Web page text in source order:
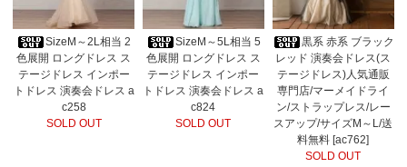
SizeM～2L相当 2
色展開 ロングドレス ス
テージドレス インポー
トドレス 演奏会ドレス a
c258
SOLD OUT
SizeM～5L相当 5
色展開 ロングドレス ス
テージドレス インポー
トドレス 演奏会ドレス a
c824
SOLD OUT
黒系 赤系 ブラック
レッド 演奏会ドレス(ス
テージドレス)人気通販
専門店/マーメイドライ
ン/ストラップレス/レー
スアップ/サイズM～L/送
料無料 [ac762]
SOLD OUT